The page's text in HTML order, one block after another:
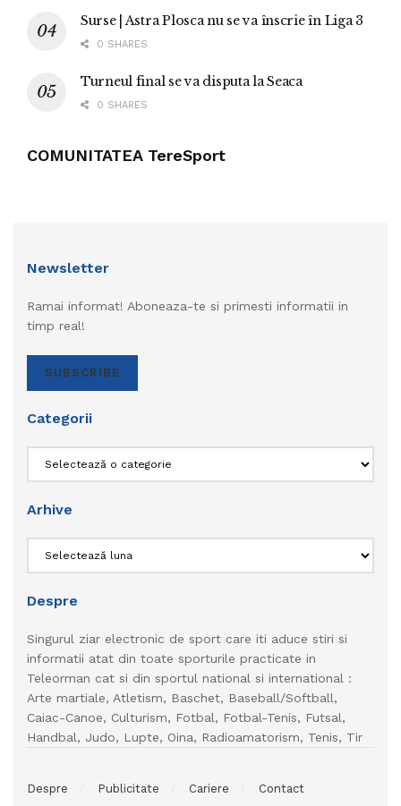
Surse | Astra Plosca nu se va înscrie în Liga 3
0 SHARES
Turneul final se va disputa la Seaca
0 SHARES
COMUNITATEA TereSport
Newsletter
Ramai informat! Aboneaza-te si primesti informatii in
timp real!
SUBSCRIBE
Categorii
Arhive
Despre
Singurul ziar electronic de sport care iti aduce stiri si
informatii atat din toate sporturile practicate in
Teleorman cat si din sportul national si international :
Arte martiale, Atletism, Baschet, Baseball/Softball,
Caiac-Canoe, Culturism, Fotbal, Fotbal-Tenis, Futsal,
Handbal, Judo, Lupte, Oina, Radioamatorism, Tenis, Tir
Despre Publicitate Cariere Contact